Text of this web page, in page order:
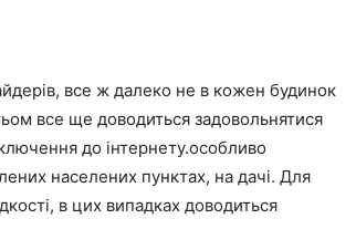
все ж далеко не в кожен будинок
все ще доводиться задовольнятися
до інтернету.особливо
населених пунктах, на дачі. Для
в цих випадках доводиться